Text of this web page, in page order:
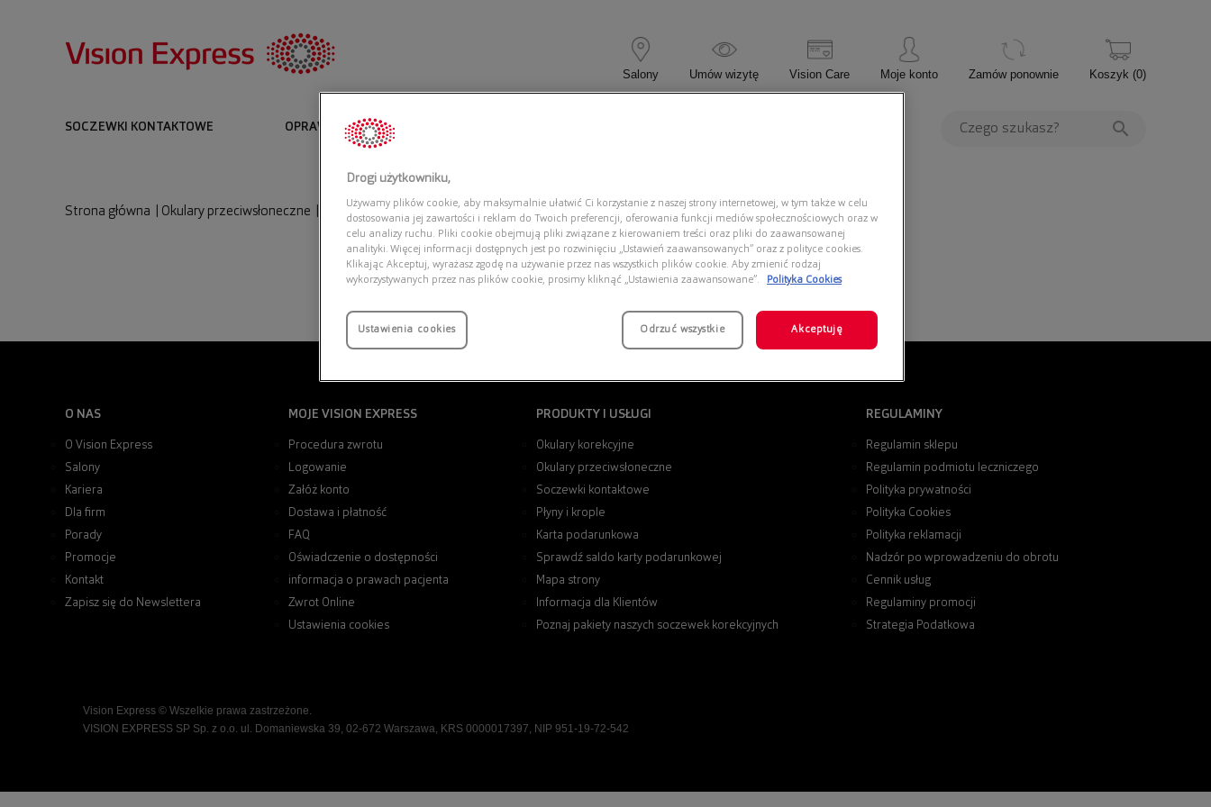
Salony Umów wizytę Vision Care Moje konto Zamów ponownie Koszyk (0)
SOCZEWKI KONTAKTOWE OPRAWKI I OKULARY KOREKCYJNE
Strona główna Okulary przeciwsłoneczne RAY-BAN 0RB3565 001/51 Jack
O NAS
O Vision Express
Salony
Kariera
Dla firm
Porady
Promocje
Kontakt
Zapisz się do Newslettera
MOJE VISION EXPRESS
Procedura zwrotu
Logowanie
Załóż konto
Dostawa i płatność
FAQ
Oświadczenie o dostępności
informacja o prawach pacjenta
Zwrot Online
Ustawienia cookies
PRODUKTY I USŁUGI
Okulary korekcyjne
Okulary przeciwsłoneczne
Soczewki kontaktowe
Płyny i krople
Karta podarunkowa
Sprawdź saldo karty podarunkowej
Mapa strony
Informacja dla Klientów
Poznaj pakiety naszych soczewek korekcyjnych
REGULAMINY
Regulamin sklepu
Regulamin podmiotu leczniczego
Polityka prywatności
Polityka Cookies
Polityka reklamacji
Nadzór po wprowadzeniu do obrotu
Cennik usług
Regulaminy promocji
Strategia Podatkowa
Vision Express © Wszelkie prawa zastrzeżone.
VISION EXPRESS SP Sp. z o.o. ul. Domaniewska 39, 02-672 Warszawa, KRS 0000017397, NIP 951-19-72-542
Drogi użytkowniku,
Używamy plików cookie, aby maksymalnie ułatwić Ci korzystanie z naszej strony internetowej, w tym także w celu
dostosowania jej zawartości i reklam do Twoich preferencji, oferowania funkcji mediów społecznościowych oraz w
celu analizy ruchu. Pliki cookie obejmują pliki związane z kierowaniem treści oraz pliki do zaawansowanej
analityki. Więcej informacji dostępnych jest po rozwinięciu „Ustawień zaawansowanych” oraz z polityce cookies.
Klikając Akceptuj, wyrażasz zgodę na używanie przez nas wszystkich plików cookie. Aby zmienić rodzaj
wykorzystywanych przez nas plików cookie, prosimy kliknąć „Ustawienia zaawansowane”.
Polityka Cookies
Ustawienia cookies Odrzuć wszystkie Akceptuję